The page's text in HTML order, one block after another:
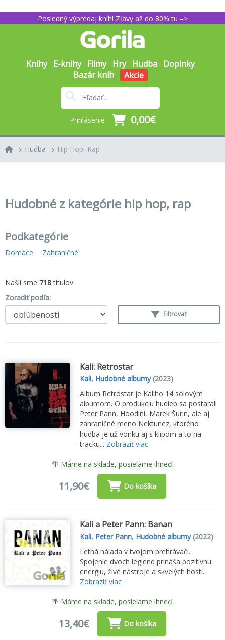
Posledný výpredaj kníh! Zľavy až do 80% tu =>
Knihy E-knihy Filmy Hry Hudba Doplnky
Bazár kníh
Akcie
Prihlásenie 0,00€
Hudba Hip Hop, Rap
Hudobné z kategórie hip hop, rap
Podkategórie
Domáce Zahraničné
Našli sme 718titulov
Zoradiť podľa:
Filtrovať
Kali: Retrostar
Kali, Hudobné albumy(2023)
Album Retrostar je Kaliho 14 sólovým
albumom. O produkciu hudieb sa postarali
Peter Pann, Hoodini, Marek Šurin, ale aj
zahraničné meno Nektunez, ktorého
hudba je už vonku aj s klipom a to na
tracku... Zobraziť viac
🌴 Máme na sklade, posielame ihneď.
11,90€ Do košíka
Kali a Peter Pann: Banan
Kali, Peter Pann, Hudobné albumy(2022)
Letná nálada v tvojom prehrávači.
Spojenie dvoch legiend prináša pozitívnu
energiu, živé nástroje a skvelých hostí.
Zobraziť viac
🌴 Máme na sklade, posielame ihneď.
13,40€ Do košíka